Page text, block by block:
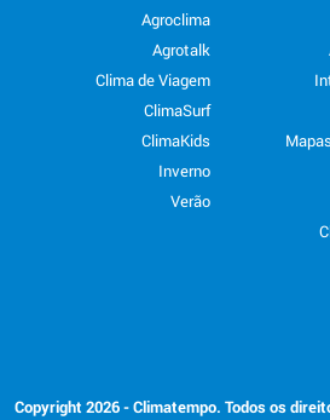
Agroclima
Agrotalk
Clima de Viagem
ClimaSurf
ClimaKids
Inverno
Verão
Copyright 2026 - Climatempo. Todos os